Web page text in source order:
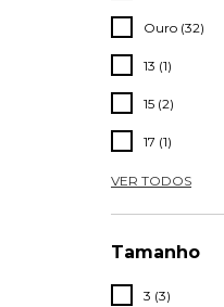
Ouro (32)
13 (1)
15 (2)
17 (1)
VER TODOS
Tamanho
3 (3)